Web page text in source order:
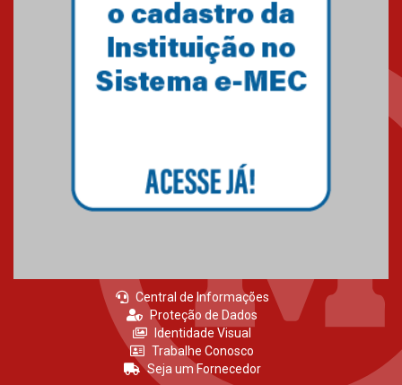
Central de Informações
Proteção de Dados
Identidade Visual
Trabalhe Conosco
Seja um Fornecedor